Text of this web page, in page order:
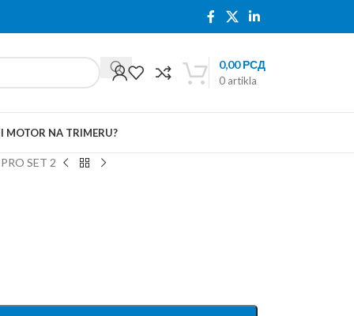
0 artikla
0,00РСД
MOTOR NA TRIMERU?
SET 2